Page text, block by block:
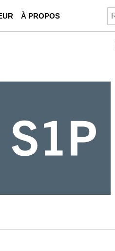
À PROPOS